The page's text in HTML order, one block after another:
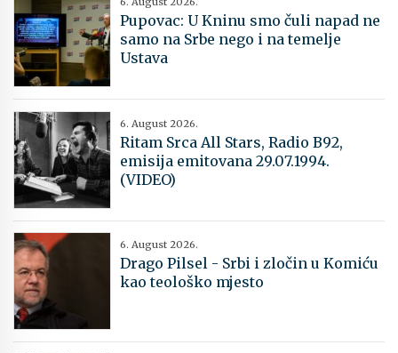
Pupovac: U Kninu smo čuli napad ne
samo na Srbe nego i na temelje
Ustava
6. August 2026.
Ritam Srca All Stars, Radio B92,
emisija emitovana 29.07.1994.
(VIDEO)
6. August 2026.
Drago Pilsel - Srbi i zločin u Komiću
kao teološko mjesto